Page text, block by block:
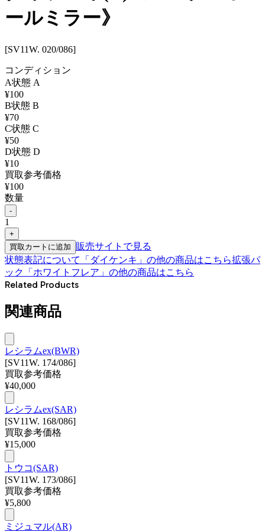
ールミラー》
[SV11W. 020/086]
コンディション
A状態 A
¥100
B状態 B
¥70
C状態 C
¥50
D状態 D
¥10
買取参考価格
¥100
数量
-
1
+
買取カートに追加
販売サイトで見る
状態表記について
「 ダイケンキ 」の他の商品はこちら拡張パ
ック「ホワイトフレア」 の他の商品はこちら
Related Products
関連商品
レシラムex(BWR)
[SV11W. 174/086]
買取参考価格
¥40,000
レシラムex(SAR)
[SV11W. 168/086]
買取参考価格
¥15,000
トウコ(SAR)
[SV11W. 173/086]
買取参考価格
¥5,800
ミジュマル(AR)